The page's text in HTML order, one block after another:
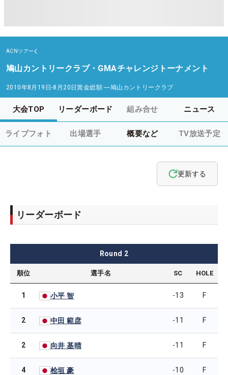
ACNツアー
鳩山カントリークラブ・GMAチャレンジトーナメント
2010年8月19日-8月20日賞金総額 ―鳩山カントリークラブ
大会TOP リーダーボード 組み合せ ニュース
ライブフォト 出場選手 概要など TV放送予定
更新する
リーダーボード
Round 2
順位 選手名 SC HOLE
1 小平 智 -13 F
2 中田 範彦 -11 F
2 向井 基晴 -11 F
4 桧垣 豪 -10 F